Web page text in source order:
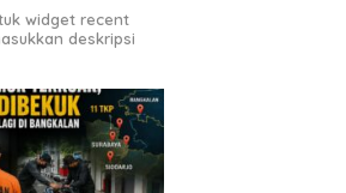
widget recent
deskripsi